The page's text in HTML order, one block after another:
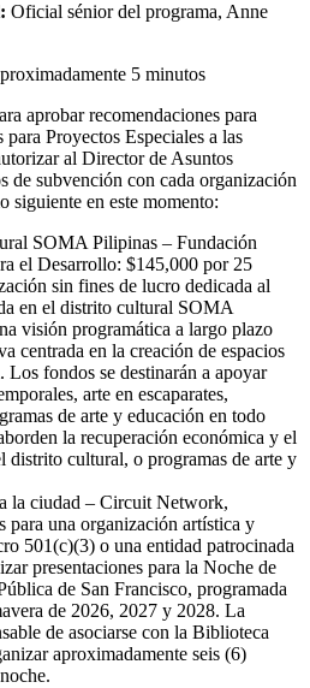
Oficial sénior del programa, Anne
5 minutos
aprobar recomendaciones para
Proyectos Especiales a las
al Director de Asuntos
de subvención con cada organización
siguiente en este momento:
SOMA Pilipinas – Fundación
el Desarrollo: $145,000 por 25
sin fines de lucro dedicada al
en el distrito cultural SOMA
visión programática a largo plazo
centrada en la creación de espacios
fondos se destinarán a apoyar
arte en escaparates,
de arte y educación en todo
la recuperación económica y el
distrito cultural, o programas de arte y
la ciudad – Circuit Network,
para una organización artística y
501(c)(3) o una entidad patrocinada
presentaciones para la Noche de
de San Francisco, programada
de 2026, 2027 y 2028. La
de asociarse con la Biblioteca
aproximadamente seis (6)